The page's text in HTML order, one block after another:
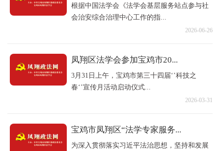
根据中国法学会《法学会基层服务站点参与社
会治安综合治理中心工作的指...
2026-06-26
凤翔区法学会参加宝鸡市20...
3月31日上午，宝鸡市第三十四届‘’科技之
春‘’宣传月活动启动仪式...
2026-03-31
宝鸡市凤翔区“法学专家服务...
为深入贯彻落实习近平法治思想，坚持和发展